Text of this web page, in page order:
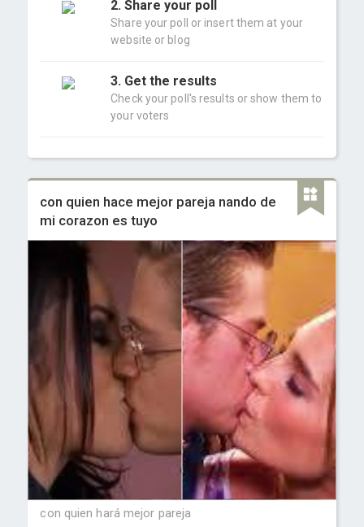
2. Share your poll
Share your poll or insert them at your
website or blog
3. Get the results
Check your poll's results or show them to
your voters
con quien hace mejor pareja nando de
mi corazon es tuyo
con quien hará mejor pareja